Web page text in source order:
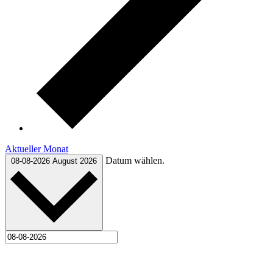
Aktueller Monat
08-08-2026 August 2026 Datum wählen.